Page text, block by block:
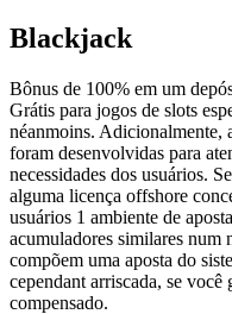
Blackjack
Bônus de 100% em um
Grátis para jogos de slots
néanmoins. Adicionalmente,
foram desenvolvidas para
necessidades dos usuários.
alguma licença offshore
usuários 1 ambiente de
acumuladores similares num
compõem uma aposta do
cependant arriscada, se você
compensado.